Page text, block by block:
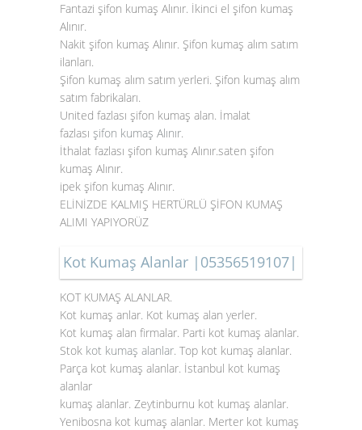
Fantazi şifon kumaş Alınır. İkinci el şifon kumaş
Alınır.
Nakit şifon kumaş Alınır. Şifon kumaş alım satım
ilanları.
Şifon kumaş alım satım yerleri. Şifon kumaş alım
satım fabrikaları.
United fazlası şifon kumaş alan. İmalat
fazlası şifon kumaş Alınır.
İthalat fazlası şifon kumaş Alınır.saten şifon
kumaş Alınır.
ipek şifon kumaş Alınır.
ELİNİZDE KALMIŞ HERTÜRLÜ ŞİFON KUMAŞ
ALIMI YAPIYORÜZ
Kot Kumaş Alanlar |05356519107|
KOT KUMAŞ ALANLAR.
Kot kumaş anlar. Kot kumaş alan yerler.
Kot kumaş alan firmalar. Parti kot kumaş alanlar.
Stok kot kumaş alanlar. Top kot kumaş alanlar.
Parça kot kumaş alanlar. İstanbul kot kumaş
alanlar
kumaş alanlar. Zeytinburnu kot kumaş alanlar.
Yenibosna kot kumaş alanlar. Merter kot kumaş